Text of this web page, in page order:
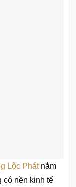
Lộc Phátnằm
có nền kinh tế